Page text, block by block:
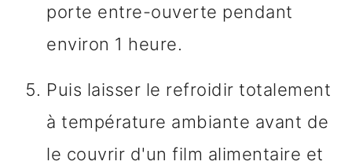
porte entre-ouverte pendant
environ 1 heure.
Puis laisser le refroidir totalement
à température ambiante avant de
le couvrir d'un film alimentaire et